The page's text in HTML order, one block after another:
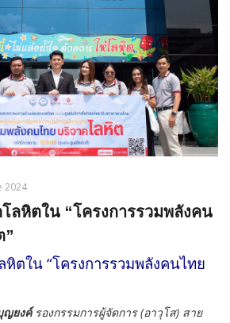
2024
ลหิตใน “โครงการรวมพลังคน
”
หิตใน “โครงการรวมพลังคนไทย
ญยงค์รองกรรมการผู้จัดการ (อาวุโส) สาย